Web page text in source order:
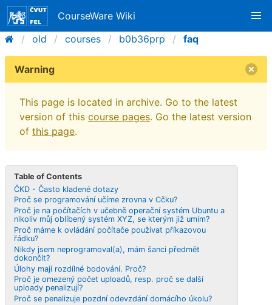
CourseWare Wiki
old
courses b0b36prp faq
Warning
This page is located in archive. Go to the latest
version of this course pages. Go the latest version
of this page.
Table of Contents
ČKD - Často kladené dotazy
Proč se programování učíme zrovna v Cčku?
Proč je na počítačích v učebně operační systém Ubuntu a
nikoliv můj oblíbený systém XYZ, se kterým již umím?
Proč máme k ovládání počítače používat příkazovou
řádku?
Nikdy jsem neprogramoval(a), mám šanci předmět
dokončit?
Úlohy mají rozdílné bodování. Proč?
Proč je omezený počet uploadů, resp. proč se další
uploady penalizují?
Proč se penalizuje pozdní odevzdání domácího úkolu?